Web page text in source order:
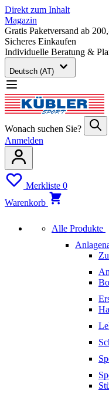
Direkt zum Inhalt
Magazin
Gratis Paketversand ab
Sicheres Einkaufen
Individuelle Beratung &
Deutsch (AT)
Wonach suchen Sie?
Anmelden
Merkliste 0
Warenkorb
Alle Produkte